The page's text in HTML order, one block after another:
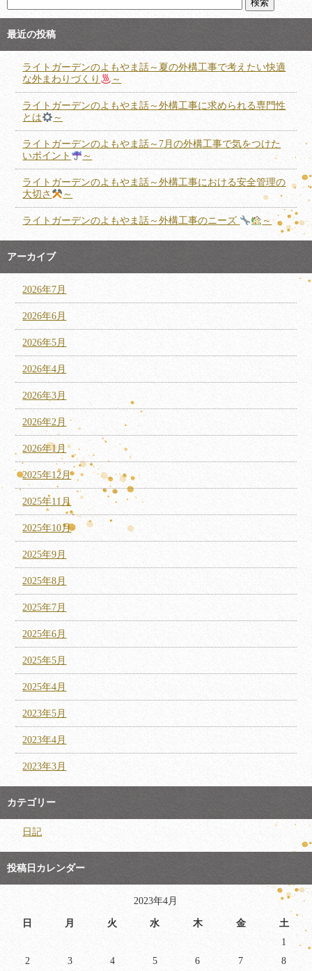
最近の投稿
ライトガーデンのよもやま話～夏の外構工事で考えたい快適
な外まわりづくり
～
ライトガーデンのよもやま話～外構工事に求められる専門性
とは
～
ライトガーデンのよもやま話～7月の外構工事で気をつけた
いポイント
～
ライトガーデンのよもやま話～外構工事における安全管理の
大切さ
～
ライトガーデンのよもやま話～外構工事のニーズ ～
アーカイブ
2026年7月
2026年6月
2026年5月
2026年4月
2026年3月
2026年2月
2026年1月
2025年12月
2025年11月
2025年10月
2025年9月
2025年8月
2025年7月
2025年6月
2025年5月
2025年4月
2023年5月
2023年4月
2023年3月
カテゴリー
日記
投稿日カレンダー
2023年4月
日 月 火 水 木 金
土
1
2
3 4 5 6 7 8